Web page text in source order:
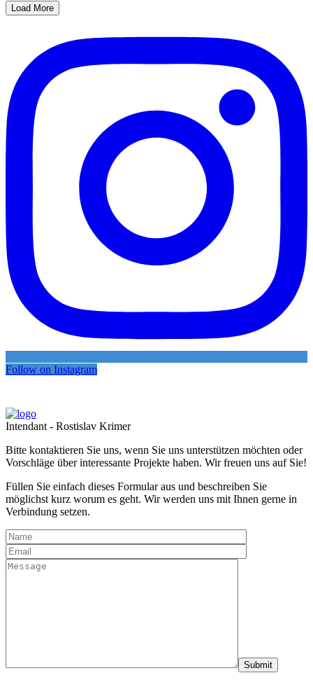
Load More
Follow on Instagram
Intendant - Rostislav Krimer
Bitte kontaktieren Sie uns, wenn Sie uns unterstützen möchten oder
Vorschläge über interessante Projekte haben. Wir freuen uns auf Sie!
Füllen Sie einfach dieses Formular aus und beschreiben Sie
möglichst kurz worum es geht. Wir werden uns mit Ihnen gerne in
Verbindung setzen.